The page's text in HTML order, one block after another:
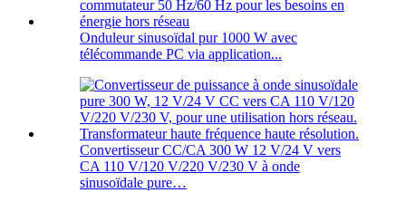
Onduleur sinusoïdal pur 1000 W avec
télécommande PC via application...
Convertisseur CC/CA 300 W 12 V/24 V vers
CA 110 V/120 V/220 V/230 V à onde
sinusoïdale pure…